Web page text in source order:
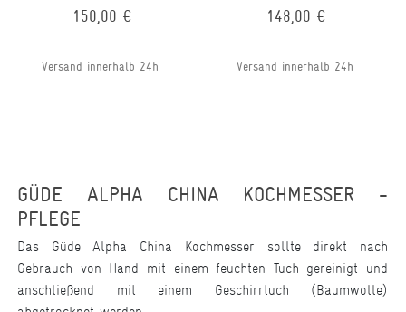
150,00 €
Versand innerhalb 24h
148,00 €
Versand innerhalb 24h
GÜDE ALPHA CHINA KOCHMESSER -
PFLEGE
Das Güde Alpha China Kochmesser sollte direkt nach
Gebrauch von Hand mit einem feuchten Tuch gereinigt und
anschließend mit einem Geschirrtuch (Baumwolle)